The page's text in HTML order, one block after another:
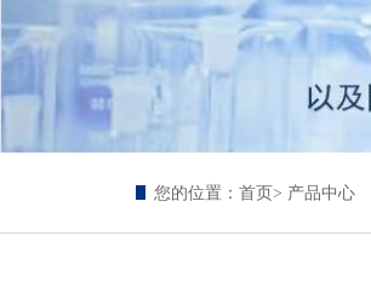
您的位置： 首页> 产品中心